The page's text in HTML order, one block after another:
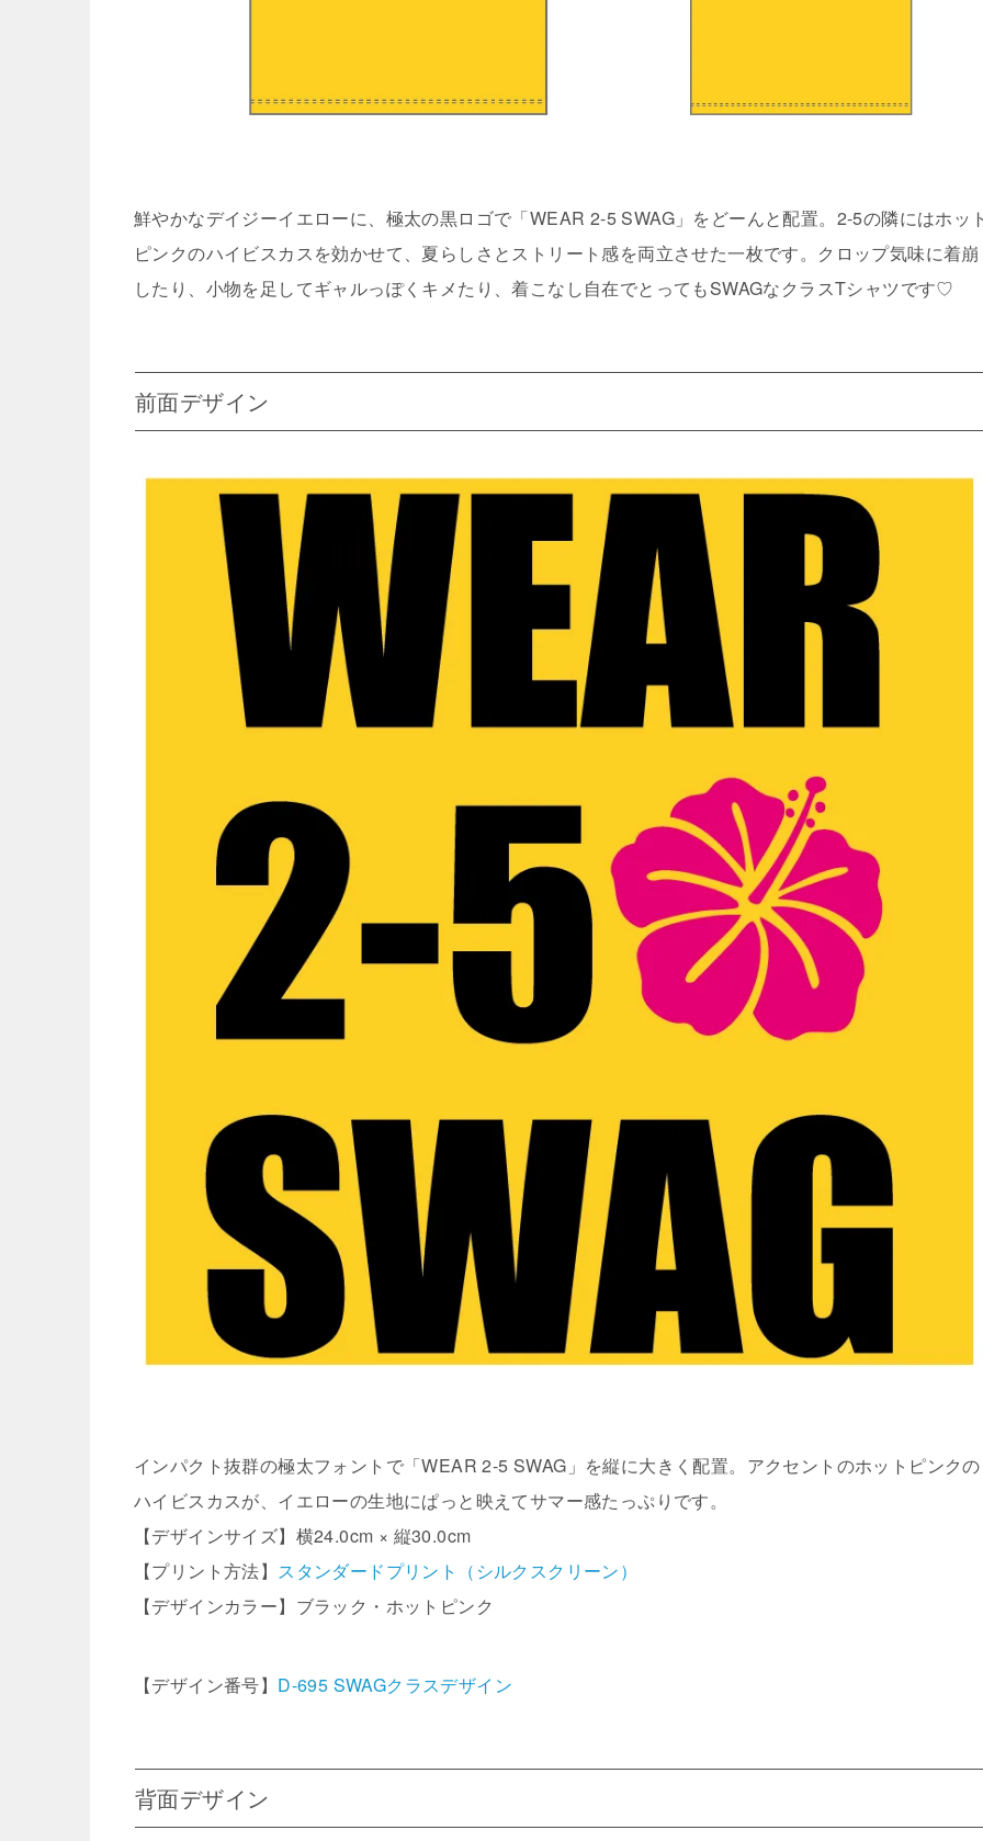
鮮やかなデイジーイエローに、極太の黒ロゴで「WEAR 2-5 SWAG」をどーんと配置。2-5の隣にはホッ
ピンクのハイビスカスを効かせて、夏らしさとストリート感を両立させた一枚です。クロップ気味に着崩
したり、小物を足してギャルっぽくキメたり、着こなし自在でとってもSWAGなクラスTシャツです♡
前面デザイン
インパクト抜群の極太フォントで「WEAR 2-5 SWAG」を縦に大きく配置。アクセントのホットピンクの
ハイビスカスが、イエローの生地にぱっと映えてサマー感たっぷりです。
【デザインサイズ】横24.0cm × 縦30.0cm
【プリント方法】 スタンダードプリント（シルクスクリーン）
【デザインカラー】ブラック・ホットピンク
【デザイン番号】 D-695 SWAGクラスデザイン
背面デザイン